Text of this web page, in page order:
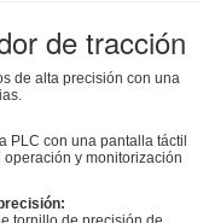
de tracción
de alta precisión con una
PLC con una pantalla táctil
y monitorización